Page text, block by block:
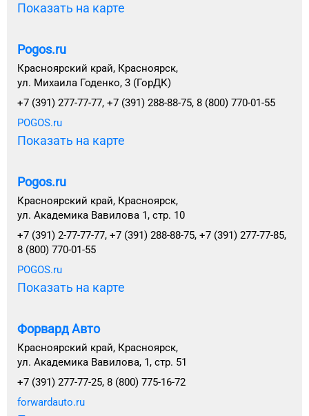
Показать на карте
Pogos.ru
Красноярский край, Красноярск,
ул. Михаила Годенко, 3 (ГорДК)
+7 (391) 277-77-77, +7 (391) 288-88-75, 8 (800) 770-01-55
POGOS.ru
Показать на карте
Pogos.ru
Красноярский край, Красноярск,
ул. Академика Вавилова 1, стр. 10
+7 (391) 2-77-77-77, +7 (391) 288-88-75, +7 (391) 277-77-85,
8 (800) 770-01-55
POGOS.ru
Показать на карте
Форвард Авто
Красноярский край, Красноярск,
ул. Академика Вавилова, 1, стр. 51
+7 (391) 277-77-25, 8 (800) 775-16-72
forwardauto.ru